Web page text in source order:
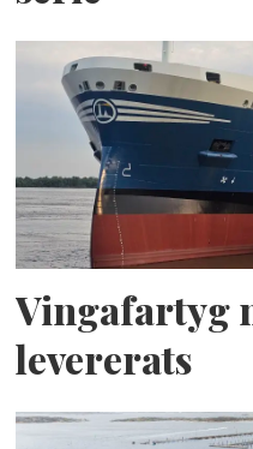
Vingafartyg
levererats